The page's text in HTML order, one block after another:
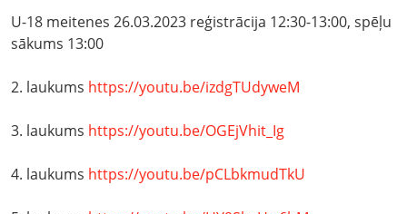
U-18 meitenes 26.03.2023 reģistrācija 12:30-13:00, spēļu
sākums 13:00
2. laukums https://youtu.be/izdgTUdyweM
3. laukums https://youtu.be/OGEjVhit_Ig
4. laukums https://youtu.be/pCLbkmudTkU